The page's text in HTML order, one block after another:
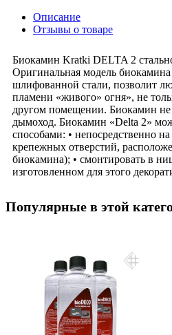
Описание
Отзывы о товаре
Биокамин Kratki DELTA 2
Оригинальная модель
шлифованной стали, позволит
пламени «живого» огня», не
другом помещении. Биокамин не
дымоход. Биокамин «Delta 2»
способами: • непосредственно
крепежных отверстий,
биокамина); • смонтировать в
изготовленном для этого
Популярные в этой